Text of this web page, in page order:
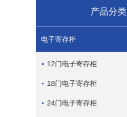
产品分类
电子寄存柜
12门电子寄存柜
18门电子寄存柜
24门电子寄存柜